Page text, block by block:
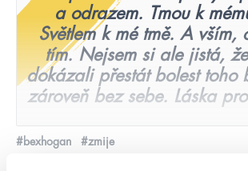
a odrazem. Tmou k
Světlem k mé tmě. A vším,
tím. Nejsem si ale jistá,
dokázali přestát bolest toho
zároveň bez sebe. Láska
#bexhogan #zmije